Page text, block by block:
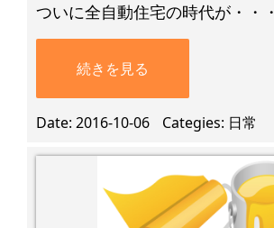
ついに全自動住宅の時代が・・・
続きを見る
Date 2016-10-06 Categies 日常